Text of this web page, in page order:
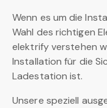
Wenn es um die
Wahl des richtigen
elektrify verstehen
Installation für die
Ladestation ist.
Unsere speziell